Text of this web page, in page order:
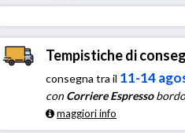
Tempistiche di
consegna tra il 11-14
conCorriere Espresso
maggiori info